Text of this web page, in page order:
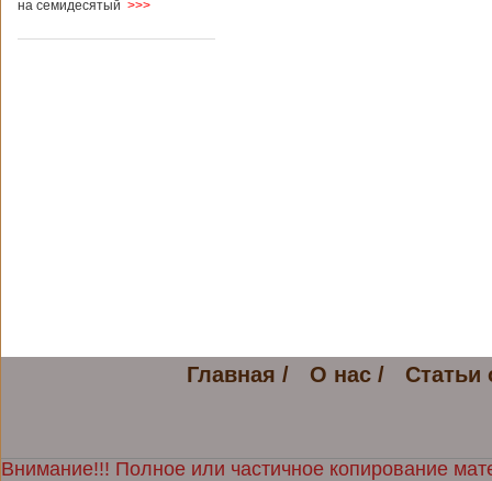
на семидесятый >>>
Главная / О нас / Статьи
Внимание!!! Полное или частичное копирование